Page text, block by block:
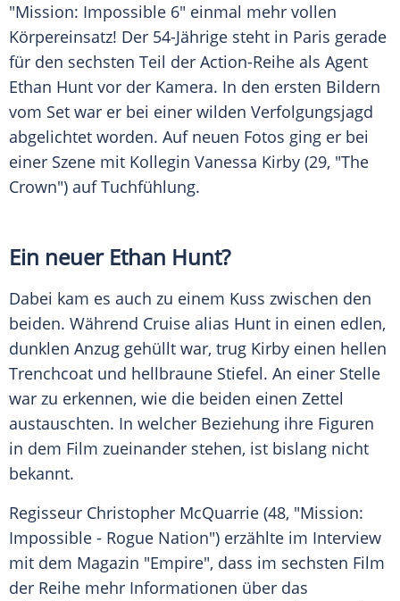
"Mission: Impossible 6" einmal mehr vollen
Körpereinsatz! Der 54-Jährige steht in Paris gerade
für den sechsten Teil der Action-Reihe als Agent
Ethan Hunt vor der Kamera. In den ersten Bildern
vom Set war er bei einer wilden Verfolgungsjagd
abgelichtet worden. Auf neuen Fotos ging er bei
einer Szene mit Kollegin Vanessa Kirby (29, "The
Crown") auf Tuchfühlung.
Ein neuer Ethan Hunt?
Dabei kam es auch zu einem Kuss zwischen den
beiden. Während Cruise alias Hunt in einen edlen,
dunklen Anzug gehüllt war, trug Kirby einen hellen
Trenchcoat und hellbraune Stiefel. An einer Stelle
war zu erkennen, wie die beiden einen Zettel
austauschten. In welcher Beziehung ihre Figuren
in dem Film zueinander stehen, ist bislang nicht
bekannt.
Regisseur Christopher McQuarrie (48, "Mission:
Impossible - Rogue Nation") erzählte im Interview
mit dem Magazin "Empire", dass im sechsten Film
der Reihe mehr Informationen über das